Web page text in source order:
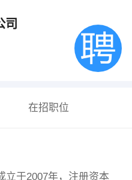
司
在招职位
立于2007年，注册资本